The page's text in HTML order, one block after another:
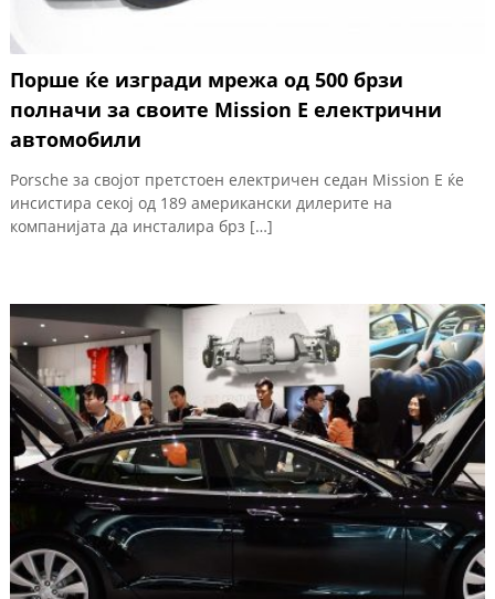
Порше ќе изгради мрежа од 500 брзи
полначи за своите Mission E електрични
автомобили
Porsche за својот претстоен електричен седан Mission E ќе
инсистира секој од 189 американски дилерите на
компанијата да инсталира брз […]